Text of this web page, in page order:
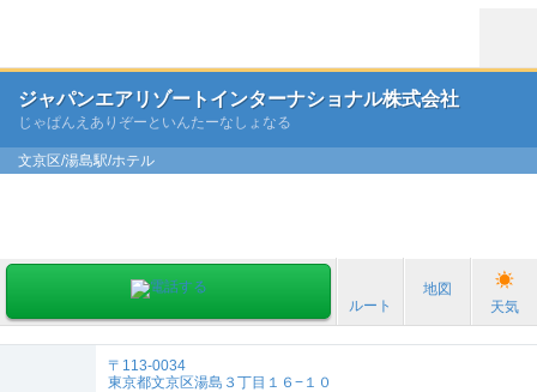
ジャパンエアリゾートインターナショナル株式会社
じゃぱんえありぞーといんたーなしょなる
文京区/湯島駅/ホテル
ルート
地図
天気
〒113-0034
東京都文京区湯島３丁目１６−１０